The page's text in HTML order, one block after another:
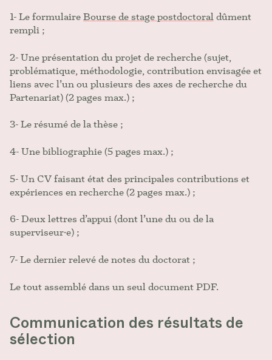
1- Le formulaireBourse de stage postdoctoraldûment
rempli ;
2- Une présentation du projet de recherche (sujet,
problématique, méthodologie, contribution envisagée et
liens avec l’un ou plusieurs des axes de recherche du
Partenariat) (2 pages max.) ;
3- Le résumé de la thèse ;
4- Une bibliographie (5 pages max.) ;
5- Un CV faisant état des principales contributions et
expériences en recherche (2 pages max.) ;
6- Deux lettres d’appui (dont l’une du ou de la
superviseur·e) ;
7- Le dernier relevé de notes du doctorat ;
Le tout assemblé dans un seul document PDF.
Communication des résultats de
sélection